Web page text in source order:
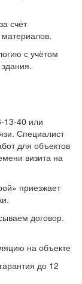
счёт
материалов.
с учётом
13-40 или
Специалист
для объектов
визита на
приезжает
договор.
на объекте
до 12